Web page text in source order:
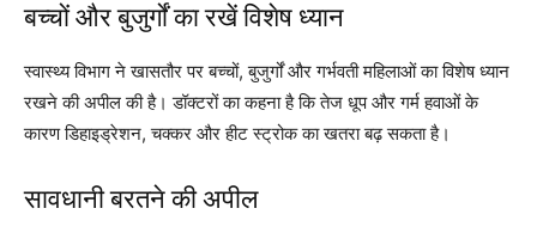
बच्चों और बुजुर्गों का रखें विशेष ध्यान
स्वास्थ्य विभाग ने खासतौर पर बच्चों, बुजुर्गों और गर्भवती महिलाओं का विशेष ध्यान
रखने की अपील की है। डॉक्टरों का कहना है कि तेज धूप और गर्म हवाओं के
कारण डिहाइड्रेशन, चक्कर और हीट स्ट्रोक का खतरा बढ़ सकता है।
सावधानी बरतने की अपील